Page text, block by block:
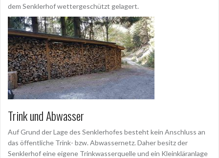
dem Senklerhof wettergeschützt gelagert.
Trink und Abwasser
Auf Grund der Lage des Senklerhofes besteht kein Anschluss an
das öffentliche Trink- bzw. Abwassernetz. Daher besitz der
Senklerhof eine eigene Trinkwasserquelle und ein Kleinkläranlage